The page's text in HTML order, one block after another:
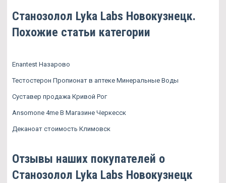
Станозолол Lyka Labs Новокузнецк.
Похожие статьи категории
Enantest Назарово
Тестостерон Пропионат в аптеке Минеральные Воды
Суставер продажа Кривой Рог
Ansomone 4me В Магазине Черкесск
Деканоат стоимость Климовск
Отзывы наших покупателей о
Станозолол Lyka Labs Новокузнецк